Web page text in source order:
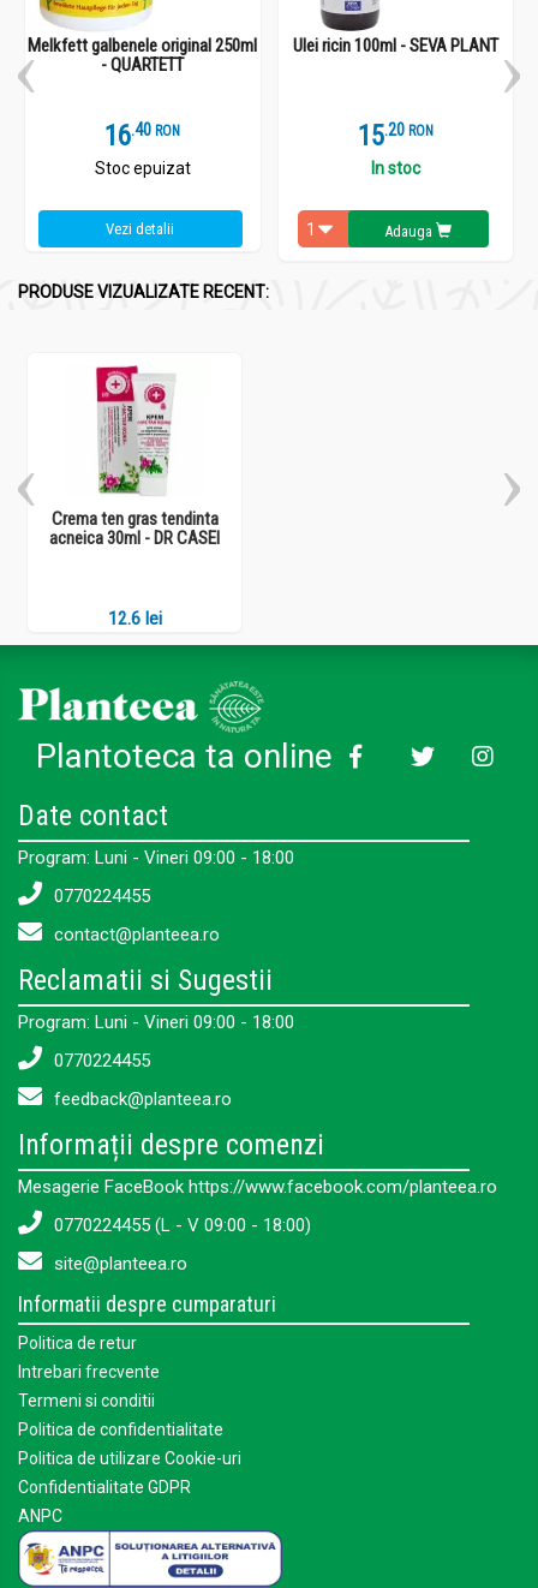
Melkfett galbenele original 250ml
- QUARTETT
16.4 RON
Stoc epuizat
Vezi detalii
Ulei ricin 100ml - SEVA PLANT
15.2 RON
In stoc
Adauga
PRODUSE VIZUALIZATE RECENT:
Crema ten gras tendinta
acneica 30ml - DR CASEI
12.6 lei
Plantoteca ta online
Date contact
Program: Luni - Vineri 09:00 - 18:00
0770224455
contact@planteea.ro
Reclamatii si Sugestii
Program: Luni - Vineri 09:00 - 18:00
0770224455
feedback@planteea.ro
Informații despre comenzi
Mesagerie FaceBook https://www.facebook.com/planteea.ro
0770224455 (L - V 09:00 - 18:00)
site@planteea.ro
Informatii despre cumparaturi
Politica de retur
Intrebari frecvente
Termeni si conditii
Politica de confidentialitate
Politica de utilizare Cookie-uri
Confidentialitate GDPR
ANPC